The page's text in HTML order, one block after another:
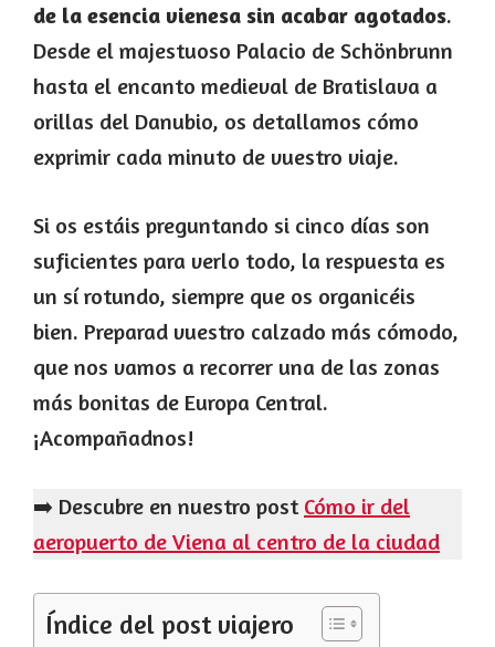
de la esencia vienesa sin acabar agotados.
Desde el majestuoso Palacio de Schönbrunn
hasta el encanto medieval de Bratislava a
orillas del Danubio, os detallamos cómo
exprimir cada minuto de vuestro viaje.
Si os estáis preguntando si cinco días son
suficientes para verlo todo, la respuesta es
un sí rotundo, siempre que os organicéis
bien. Preparad vuestro calzado más cómodo,
que nos vamos a recorrer una de las zonas
más bonitas de Europa Central.
¡Acompañadnos!
➡️ Descubre en nuestro post Cómo ir del
aeropuerto de Viena al centro de la ciudad
Índice del post viajero